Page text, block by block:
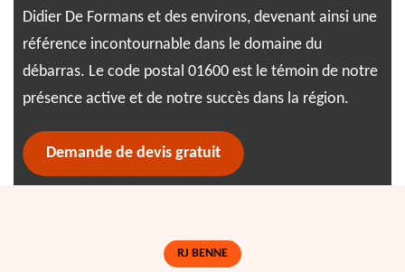
Didier De Formans et des environs, devenant ainsi une
référence incontournable dans le domaine du
débarras. Le code postal 01600 est le témoin de notre
présence active et de notre succès dans la région.
Demande de devis gratuit
RJ BENNE